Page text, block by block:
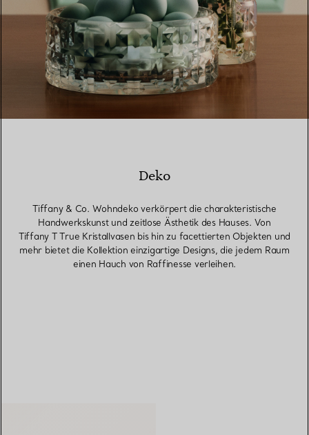
Deko
Tiffany & Co. Wohndeko verkörpert die charakteristische
Handwerkskunst und zeitlose Ästhetik des Hauses. Von
Tiffany T True Kristallvasen bis hin zu facettierten Objekten und
mehr bietet die Kollektion einzigartige Designs, die jedem Raum
einen Hauch von Raffinesse verleihen.